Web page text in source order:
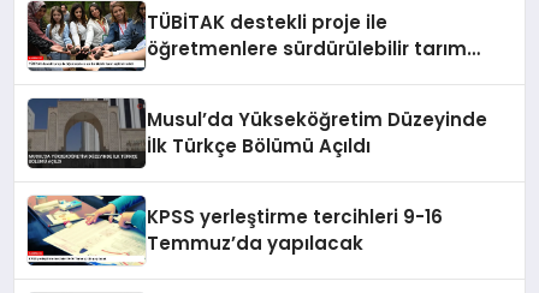
TÜBİTAK destekli proje ile
öğretmenlere sürdürülebilir tarım
Musul’da Yükseköğretim Düzeyinde
İlk Türkçe Bölümü Açıldı
KPSS yerleştirme tercihleri 9-16
Temmuz’da yapılacak